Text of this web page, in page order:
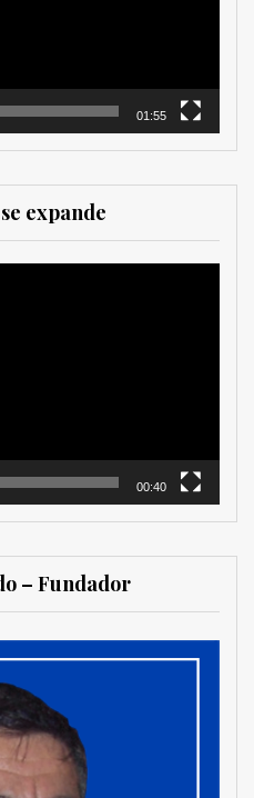
01:55
expande
00:40
– Fundador